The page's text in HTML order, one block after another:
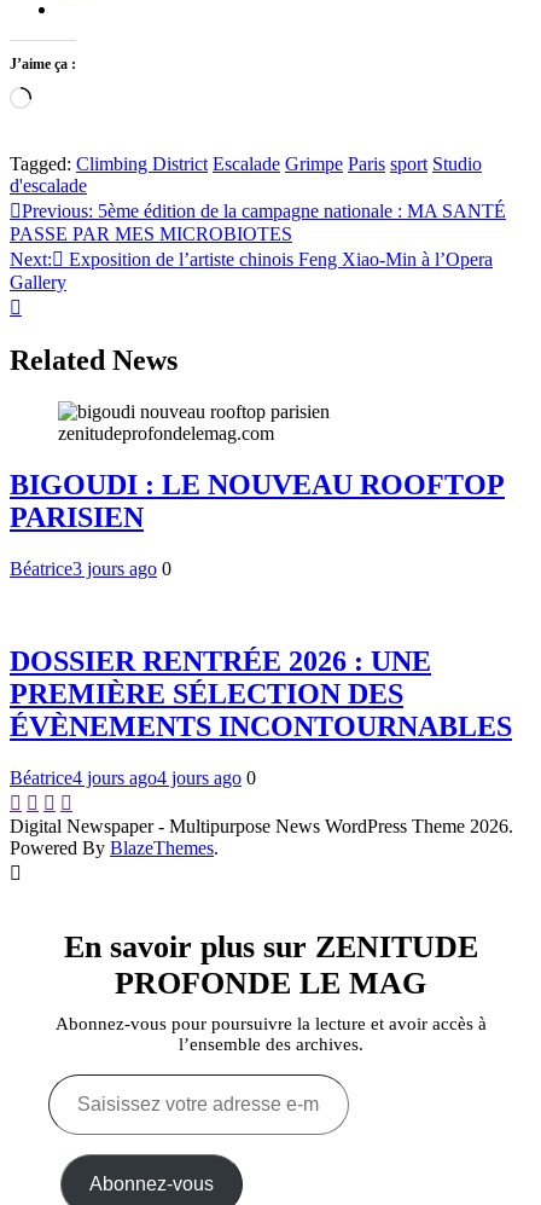
J’aime ça :
Chargement…
Tagged: Climbing District Escalade Grimpe Paris sport Studio
d'escalade
Navigation
de
l’article
Previous: 5ème édition de la campagne nationale : MA SANTÉ
PASSE PAR MES MICROBIOTES
Next:
Exposition de l’artiste chinois Feng Xiao-Min à l’Opera
Gallery
Related News
BIGOUDI : LE NOUVEAU ROOFTOP
PARISIEN
Béatrice3 jours ago 0
DOSSIER RENTRÉE 2026 : UNE
PREMIÈRE SÉLECTION DES
ÉVÈNEMENTS INCONTOURNABLES
Béatrice4 jours ago4 jours ago 0
Digital Newspaper - Multipurpose News WordPress Theme 2026.
Powered By BlazeThemes.
En savoir plus sur ZENITUDE
PROFONDE LE MAG
Abonnez-vous pour poursuivre la lecture et avoir accès à
l’ensemble des archives.
Saisissez
votre
adresse
mail…
Abonnez-vous